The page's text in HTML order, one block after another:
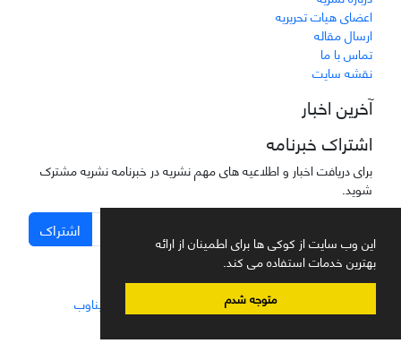
این وب سایت از کوکی ها برای اطمینان از ارائه
بهترین خدمات استفاده می کند.
متوجه شدم
اعضای هیات تحریریه
ارسال مقاله
تماس با ما
نقشه سایت
آخرین اخبار
اشتراک خبرنامه
برای دریافت اخبار و اطلاعیه های مهم نشریه در خبرنامه نشریه مشترک
شوید.
اشتراک
سامانه مدیریت نشریات علمی. سیناوب